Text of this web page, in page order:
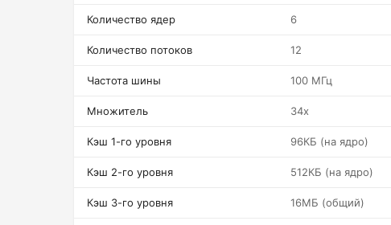
Количество ядер 6
Количество потоков 12
Частота шины 100 МГц
Множитель 34x
Кэш 1-го уровня 96КБ (на ядро)
Кэш 2-го уровня 512КБ (на ядро)
Кэш 3-го уровня 16МБ (общий)